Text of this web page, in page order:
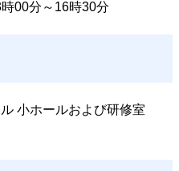
00分～16時30分
小ホールおよび研修室